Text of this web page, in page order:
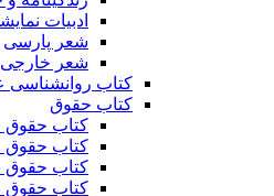
ادبیات
شعر پارسی
شعر خارجی
کتاب روانشناسی
کتاب حقوق
کتاب حقوق
کتاب
کتاب
کتاب حقوق